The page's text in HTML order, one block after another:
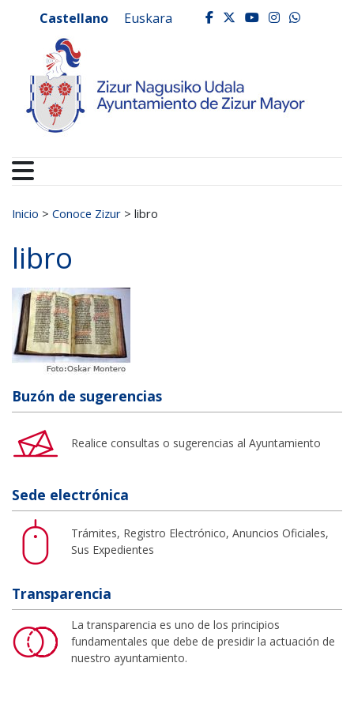
Ayuntamiento de
Castellano Euskara facebook
twitter
youtube
Buscar:
Inicio > Conoce Zizur > libro
libro
Buzón de sugerencias
Realice consultas o sugerencias al Ayuntamiento
Sede electrónica
Trámites, Registro Electrónico, Anuncios Oficiales,
Sus Expedientes
Transparencia
La transparencia es uno de los principios
fundamentales que debe de presidir la actuación de
nuestro ayuntamiento.